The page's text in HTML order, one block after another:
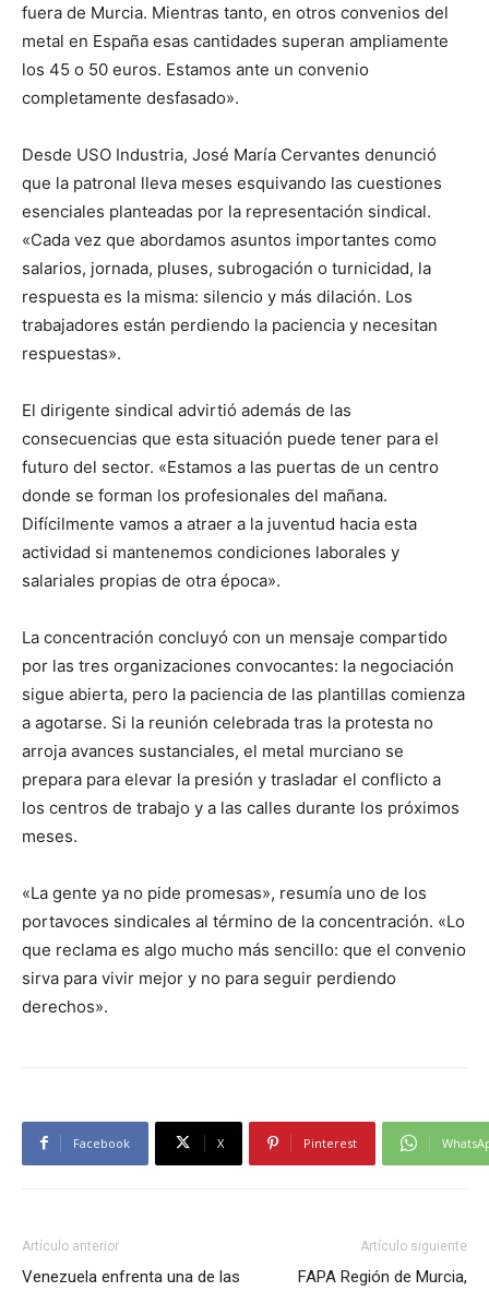
fuera de Murcia. Mientras tanto, en otros convenios del
metal en España esas cantidades superan ampliamente
los 45 o 50 euros. Estamos ante un convenio
completamente desfasado».
Desde USO Industria, José María Cervantes denunció
que la patronal lleva meses esquivando las cuestiones
esenciales planteadas por la representación sindical.
«Cada vez que abordamos asuntos importantes como
salarios, jornada, pluses, subrogación o turnicidad, la
respuesta es la misma: silencio y más dilación. Los
trabajadores están perdiendo la paciencia y necesitan
respuestas».
El dirigente sindical advirtió además de las
consecuencias que esta situación puede tener para el
futuro del sector. «Estamos a las puertas de un centro
donde se forman los profesionales del mañana.
Difícilmente vamos a atraer a la juventud hacia esta
actividad si mantenemos condiciones laborales y
salariales propias de otra época».
La concentración concluyó con un mensaje compartido
por las tres organizaciones convocantes: la negociación
sigue abierta, pero la paciencia de las plantillas comienza
a agotarse. Si la reunión celebrada tras la protesta no
arroja avances sustanciales, el metal murciano se
prepara para elevar la presión y trasladar el conflicto a
los centros de trabajo y a las calles durante los próximos
meses.
«La gente ya no pide promesas», resumía uno de los
portavoces sindicales al término de la concentración. «Lo
que reclama es algo mucho más sencillo: que el convenio
sirva para vivir mejor y no para seguir perdiendo
derechos».
Facebook X Pinterest
Artículo anterior
Venezuela enfrenta una de las
Artículo siguiente
FAPA Región de Murcia,